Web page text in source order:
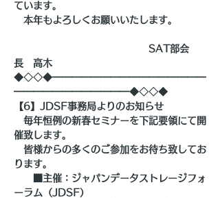
ています。
本年もよろしくお願いいたします。
SAT部会
長　高木
◆◇◇◆━━━━━━━━━━━━━━━━
━━━━━━━━━━━━◆◇◇◆
【6】JDSF事務局よりのお知らせ
毎年恒例の新春セミナーを下記要領にて開
催致します。
皆様からの多くのご参加をお待ち致してお
ります。
■主催：ジャパンデータストレージフォ
ーラム（JDSF）